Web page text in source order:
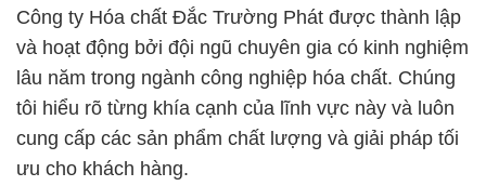
Công ty Hóa chất Đắc Trường Phát được thành lập
và hoạt động bởi đội ngũ chuyên gia có kinh nghiệm
lâu năm trong ngành công nghiệp hóa chất. Chúng
tôi hiểu rõ từng khía cạnh của lĩnh vực này và luôn
cung cấp các sản phẩm chất lượng và giải pháp tối
ưu cho khách hàng.